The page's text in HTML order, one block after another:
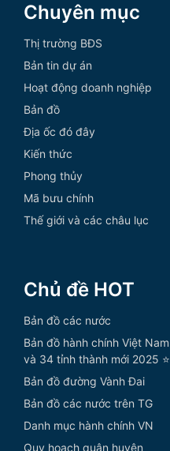
Chuyên mục
Thị trường BĐS
Bản tin dự án
Hoạt động doanh nghiệp
Bản đồ
Địa ốc đó đây
Kiến thức
Phong thủy
Mã bưu chính
Thế giới và các châu lục
Chủ đề HOT
Bản đồ các nước
Bản đồ hành chính Việt Nam
và 34 tỉnh thành mới 2025 ⭐
Bản đồ đường Vành Đai
Bản đồ các nước trên TG
Danh mục hành chính VN
Quy hoạch quận huyện